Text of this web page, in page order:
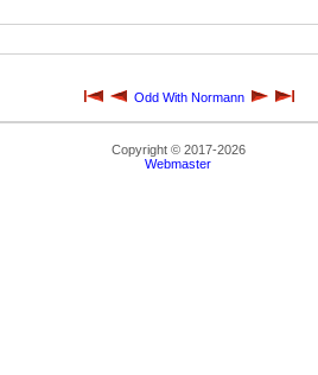
Odd With Normann
Copyright © 2017-2026
Webmaster